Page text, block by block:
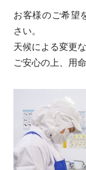
お客様のご希望
さい。
天候による変更
ご安心の上、用